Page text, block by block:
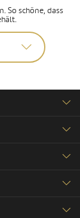
So schöne, dass